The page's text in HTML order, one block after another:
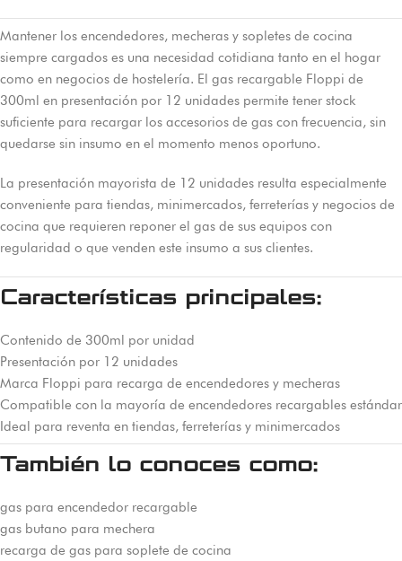
Mantener los encendedores, mecheras y sopletes de cocina
siempre cargados es una necesidad cotidiana tanto en el hogar
como en negocios de hostelería. El gas recargable Floppi de
300ml en presentación por 12 unidades permite tener stock
suficiente para recargar los accesorios de gas con frecuencia, sin
quedarse sin insumo en el momento menos oportuno.
La presentación mayorista de 12 unidades resulta especialmente
conveniente para tiendas, minimercados, ferreterías y negocios de
cocina que requieren reponer el gas de sus equipos con
regularidad o que venden este insumo a sus clientes.
Características principales:
Contenido de 300ml por unidad
Presentación por 12 unidades
Marca Floppi para recarga de encendedores y mecheras
Compatible con la mayoría de encendedores recargables estándar
Ideal para reventa en tiendas, ferreterías y minimercados
También lo conoces como:
gas para encendedor recargable
gas butano para mechera
recarga de gas para soplete de cocina